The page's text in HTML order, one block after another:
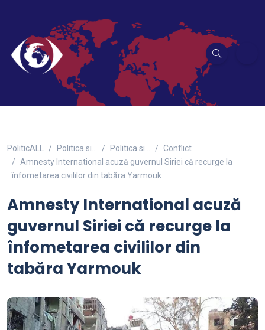
PoliticALL Politica si… Politica si...
Conflict
Amnesty International acuză guvernul Siriei că recurge la
înfometarea civililor din tabăra Yarmouk
Amnesty International acuză
guvernul Siriei că recurge la
înfometarea civililor din
tabăra Yarmouk